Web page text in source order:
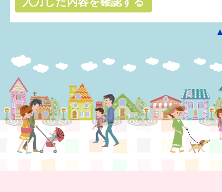
みんなの知恵袋
食育
福井市図書館オススメの本
お出かけ情報
病気・けが 基本情報
パパもママも子育て